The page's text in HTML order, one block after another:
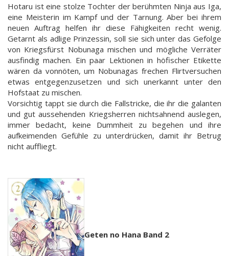
Hotaru ist eine stolze Tochter der berühmten Ninja aus Iga,
eine Meisterin im Kampf und der Tarnung. Aber bei ihrem
neuen Auftrag helfen ihr diese Fähigkeiten recht wenig.
Getarnt als adlige Prinzessin, soll sie sich unter das Gefolge
von Kriegsfürst Nobunaga mischen und mögliche Verräter
ausfindig machen. Ein paar Lektionen in höfischer Etikette
wären da vonnöten, um Nobunagas frechen Flirtversuchen
etwas entgegenzusetzen und sich unerkannt unter den
Hofstaat zu mischen.
Vorsichtig tappt sie durch die Fallstricke, die ihr die galanten
und gut aussehenden Kriegsherren nichtsahnend auslegen,
immer bedacht, keine Dummheit zu begehen und ihre
aufkeimenden Gefühle zu unterdrücken, damit ihr Betrug
nicht auffliegt.
Geten no Hana Band 2